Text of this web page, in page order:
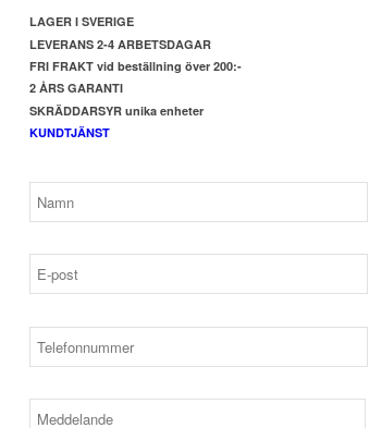
LAGER I SVERIGE
LEVERANS 2-4 ARBETSDAGAR
FRI FRAKT vid beställning över 200:-
2 ÅRS GARANTI
SKRÄDDARSYR unika enheter
KUNDTJÄNST